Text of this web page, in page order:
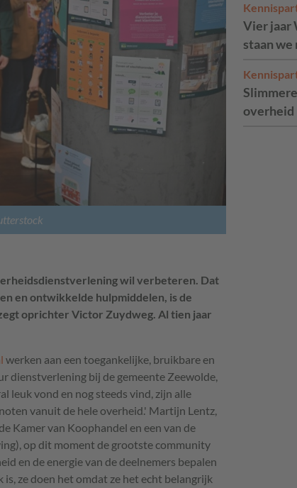
Vier jaar
staan we
overheid
wil verbeteren. Dat
en ontwikkelde hulpmiddelen, is de
oprichter Victor Zuydweg. Al tien jaar
werken aan een toegankelijke, bruikbare en
dienstverlening bij de gemeente Zeewolde,
leuk vond en nog steeds vind, zijn alle
vanuit de hele overheid.' Martijn Lentz,
Kamer van Koophandel en een van de
op dit moment de grootste community
en de energie van de deelnemers bepalen
ze doen het omdat ze het echt belangrijk